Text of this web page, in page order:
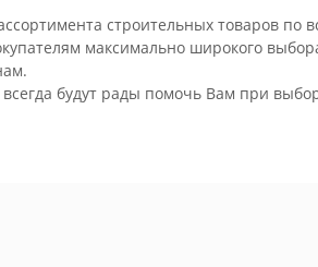
строительных товаров по
максимально широкого
будут рады помочь Вам при